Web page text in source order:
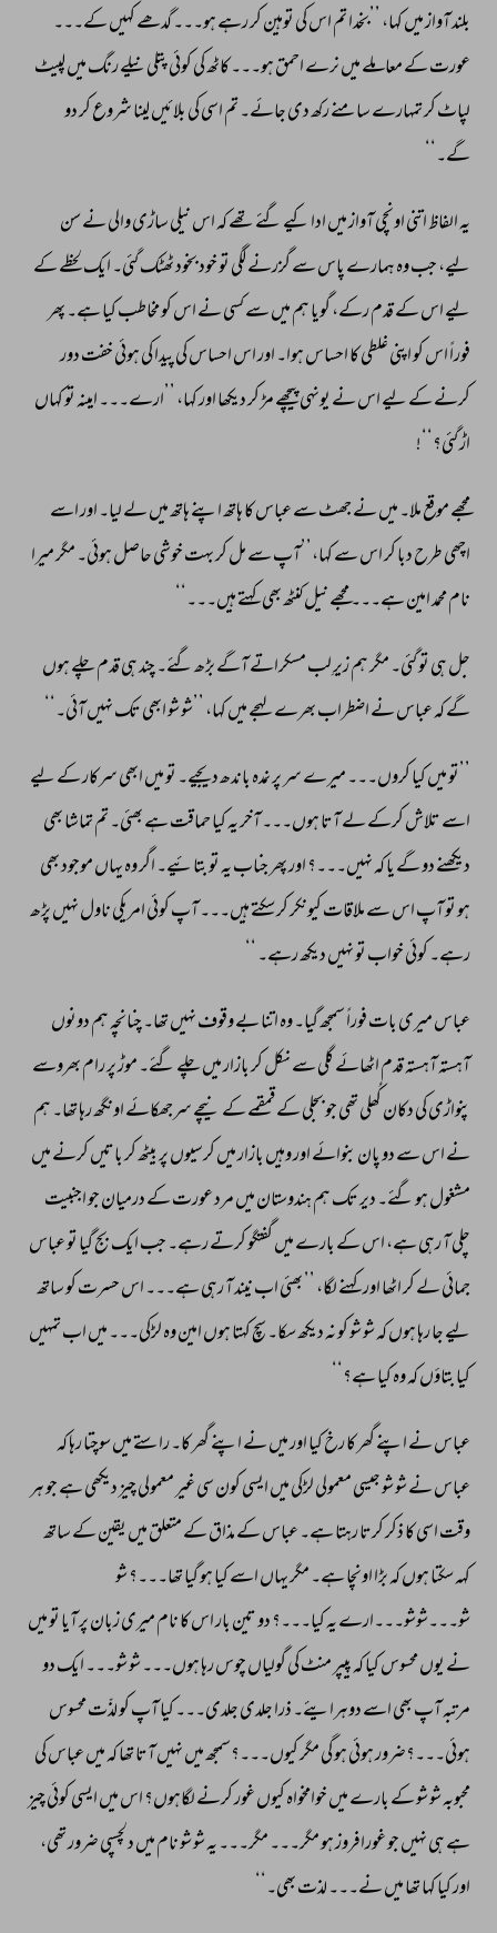
بلند آواز میں کہا، ’’بخدا تم اس کی توہین کر رہے ہو۔۔۔ گدھے کہیں کے۔۔۔
عورت کے معاملے میں نرے احمق ہو۔۔۔ کاٹھ کی کوئی پتلی نیلے رنگ میں لپیٹ
لپاٹ کر تمہارے سامنے رکھ دی جائے۔ تم اسی کی بلائیں لینا شروع کر دو
گے۔‘‘
یہ الفاظ اتنی اونچی آواز میں ادا کیے گئے تھے کہ اس نیلی ساڑی والی نے سن
لیے، جب وہ ہمارے پاس سے گزرنے لگی تو خود بخود ٹھٹک گئی۔ ایک لحظے کے
لیے اس کے قدم رکے، گویا ہم میں سے کسی نے اس کو مخاطب کیا ہے۔ پھر
فوراً اس کو اپنی غلطی کا احساس ہوا۔ اور اس احساس کی پیدا کی ہوئی خفت دور
کرنے کے لیے اس نے یونہی پیچھے مڑ کر دیکھا اور کہا، ’’ارے۔۔۔ امینہ تو کہاں
اڑ گئی؟‘‘!
مجھے موقع ملا۔ میں نے جھٹ سے عباس کا ہاتھ اپنے ہاتھ میں لے لیا۔ اور اسے
اچھی طرح دبا کر اس سے کہا،’’آپ سے مل کر بہت خوشی حاصل ہوئی۔ مگر میرا
نام محمد امین ہے۔۔۔ مجھے نیل کنٹھ بھی کہتے ہیں۔۔۔‘‘
جل ہی تو گئی۔ مگر ہم زیرِ لب مسکراتے آگے بڑھ گئے۔ چند ہی قدم چلے ہوں
گے کہ عباس نے اضطراب بھرے لہجے میں کہا، ’’شو شو ابھی تک نہیں آئی۔‘‘
’’تو میں کیا کروں۔۔۔ میرے سر پر نمدہ باندھ دیجیے۔ تو میں ابھی سرکار کے لیے
اسے تلاش کرکے لے آتا ہوں۔۔۔ آخر یہ کیا حماقت ہے بھئی۔ تم تماشا بھی
دیکھنے دو گے یا کہ نہیں۔۔۔؟ اور پھر جناب یہ تو بتائیے۔ اگر وہ یہاں موجود بھی
ہو تو آپ اس سے ملاقات کیونکر کر سکتے ہیں۔۔۔ آپ کوئی امریکی ناول نہیں پڑھ
رہے۔ کوئی خواب تو نہیں دیکھ رہے۔
عباس میری بات فوراً سمجھ گیا۔ وہ اتنا بے وقوف نہیں تھا۔ چنانچہ ہم دونوں
آہستہ آہستہ قدم اٹھائے گلی سے نکل کر بازار میں چلے گئے۔ موڑ پر رام بھروسے
پنواڑی کی دکان کُھلی تھی جو بجلی کے قمقمے کے نیچے سرجھکائے اونگھ رہا تھا۔ ہم
نے اس سے دو پان بنوائے اور وہیں بازار میں کرسیوں پر بیٹھ کر باتیں کرنے میں
مشغول ہو گئے۔ دیر تک ہم ہندوستان میں مرد عورت کے درمیان جو اجنبیت
چلی آ رہی ہے، اس کے بارے میں گفتگو کرتے رہے۔ جب ایک بج گیا تو عباس
جمائی لے کر اٹھا اور کہنے لگا، بھئی اب نیند آ رہی ہے۔۔۔ اس حسرت کو ساتھ
لیے جا رہا ہوں کہ شو شو کو نہ دیکھ سکا۔ سچ کہتا ہوں امین وہ لڑکی۔۔۔ میں اب تمہیں
کیا بتاؤں کہ وہ کیا ہے؟‘‘
عباس نے اپنے گھر کا رخ کیا اور میں نے اپنے گھر کا۔ راستے میں سوچتا رہا کہ
عباس نے شو شو جیسی معمولی لڑکی میں ایسی کون سی غیر معمولی چیز دیکھی ہے جو ہر
وقت اسی کا ذکر کرتا رہتا ہے۔ عباس کے مذاق کے متعلق میں یقین کے ساتھ
کہہ سکتا ہوں کہ بڑا اونچا ہے۔ مگر یہاں اسے کیا ہو گیا تھا۔۔۔؟ شو
شو۔۔۔شوشو۔۔۔ارے یہ کیا۔۔۔؟ دو تین بار اس کا نام میری زبان پر آیا تو میں
نے یوں محسوس کیا کہ پیپر منٹ کی گولیاں چوس رہا ہوں۔۔۔ شو شو۔۔۔ ایک دو
مرتبہ آپ بھی اسے دوہرایئے۔ ذرا جلدی جلدی۔۔۔ کیا آپ کو لذّت محسوس
ہوئی۔۔۔؟ضرور ہوئی ہو گی مگر کیوں۔۔۔؟سمجھ میں نہیں آتا تھا کہ میں عباس کی
محبوبہ شو شو کے بارے میں خوامخواہ کیوں غور کرنے لگاہوں؟ اس میں ایسی کوئی چیز
ہے ہی نہیں جو غورافروز ہو مگر۔۔۔ مگر۔۔۔ یہ شو شو نام میں دلچسپی ضرور تھی،
اور کیا کہا تھا میں نے۔۔۔ لذت بھی۔‘‘